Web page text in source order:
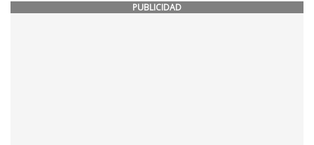
PUBLICIDAD